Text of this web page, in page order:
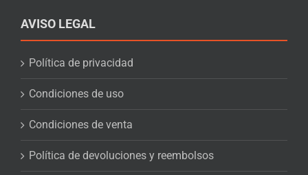
AVISO LEGAL
Política de privacidad
Condiciones de uso
Condiciones de venta
Política de devoluciones y reembolsos